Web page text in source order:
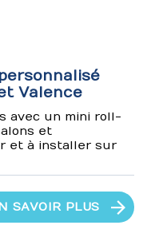
Valence
avec un mini roll-
et
et à installer sur
SAVOIR PLUS